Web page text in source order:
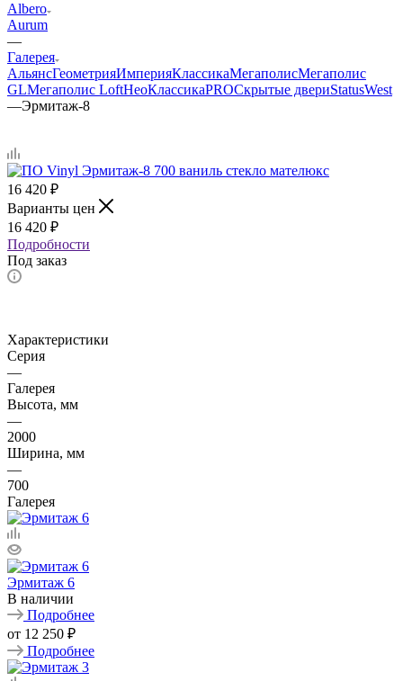
Albero
Aurum
—
Галерея
АльянсГеометрияИмперияКлассикаМегаполисМегаполис
GLМегаполис LoftНеоКлассикаPROСкрытые двериStatusWest
—Эрмитаж-8
16 420 ₽
Варианты цен
16 420 ₽
Подробности
Под заказ
Характеристики
Серия
—
Галерея
Высота, мм
—
2000
Ширина, мм
—
700
Галерея
Эрмитаж 6
В наличии
Подробнее
от 12 250 ₽
Подробнее